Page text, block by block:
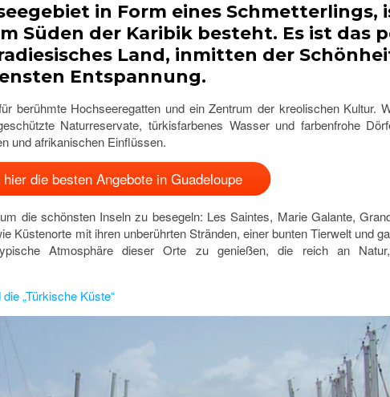
in Form eines Schmetterlings,
Süden der Karibik besteht. Es ist das
Land, inmitten der
Entspannung.
berühmte Hochseeregatten und ein Zentrum der kreolischen Kultur.
Naturreservate, türkisfarbenes Wasser und farbenfrohe
und afrikanischen Einflüssen.
die besten Angebote in Guadeloupe
die schönsten Inseln zu besegeln: Les Saintes, Marie Galante,
Küstenorte mit ihren unberührten Stränden, einer bunten Tierwelt und
Atmosphäre dieser Orte zu genießen, die reich an
„Türkische Küste“